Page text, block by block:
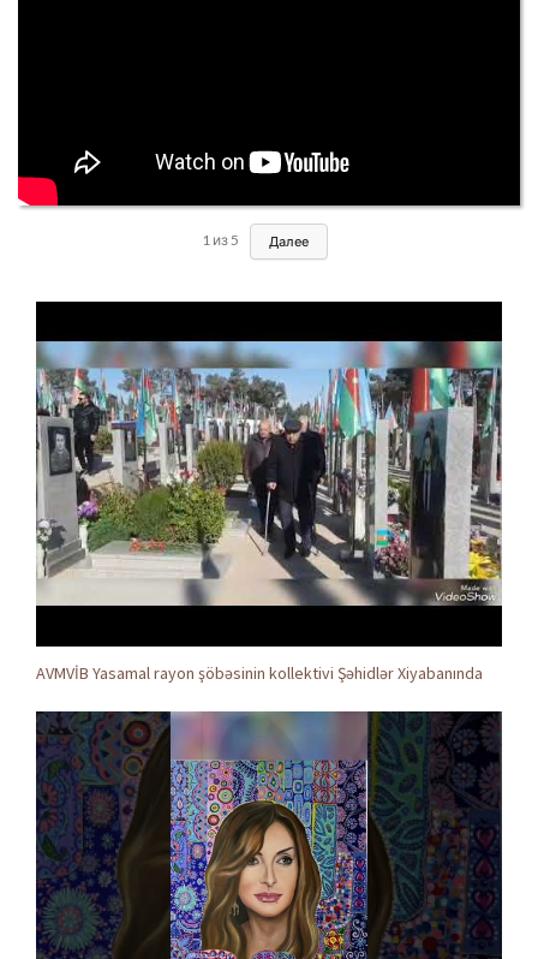
1 из 5 Далее
AVMVİB Yasamal rayon şöbəsinin kollektivi Şəhidlər Xiyabanında